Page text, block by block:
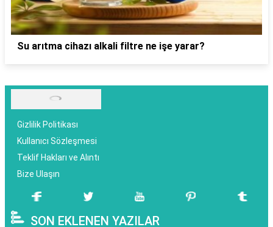
Su arıtma cihazı alkali filtre ne işe yarar?
Gizlilik Politikası
Kullanıcı Sözleşmesi
Teklif Hakları ve Alıntı
Bize Ulaşın
SON EKLENEN YAZILAR